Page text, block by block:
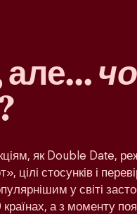
але…
як Double Date,
цілі стосунків і
у світі
країнах, а з моменту